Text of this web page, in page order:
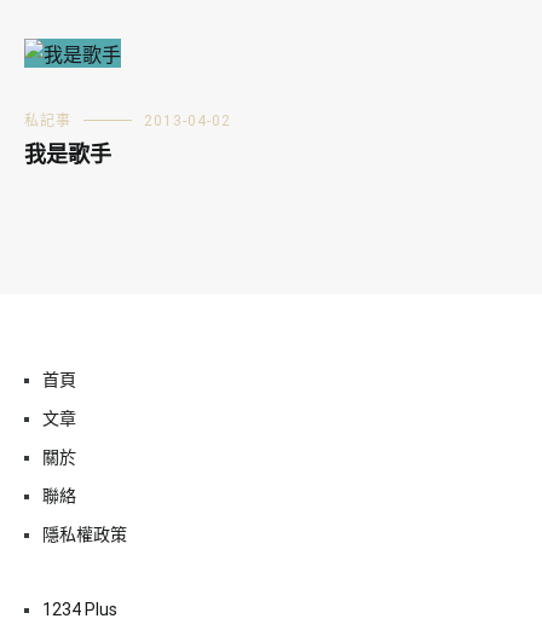
私記事 2013-04-02
我是歌手
首頁
文章
關於
聯絡
隱私權政策
1234 Plus